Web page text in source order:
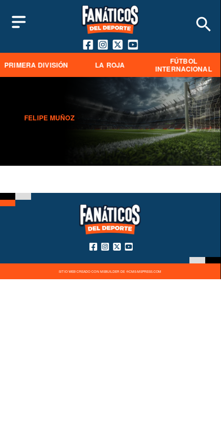
PRIMERA DIVISIÓN LA ROJA
FÚTBOL
INTERNACIONAL
FELIPE MUÑOZ
SITIO WEB CREADO CON MSBUILDER DE ®CMS-MSPRESS.COM